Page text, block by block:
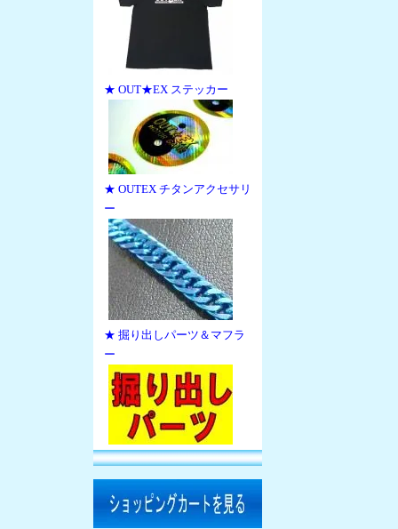
★ OUT★EX ステッカー
★ OUTEX チタンアクセサリ
ー
★ 掘り出しパーツ＆マフラ
ー